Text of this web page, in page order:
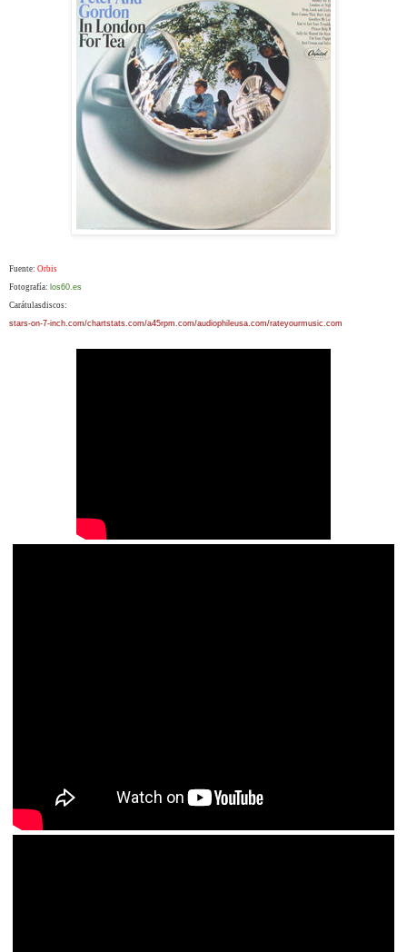
Fuente: Orbis
Fotografía: los60.es
Carátulasdiscos:
stars-on-7-inch.com/chartstats.com/a45rpm.com/audiophileusa.com/rateyourmusic.com